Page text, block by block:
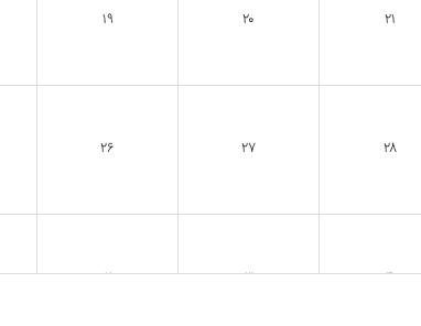
۲۱ ۲۰ ۱۹
۲۸ ۲۷ ۲۶
۴ ۳ ۲